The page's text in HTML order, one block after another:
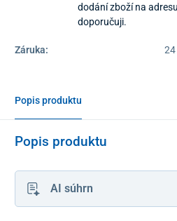
dodání zboží na
doporučuji.
Záruka: 24
Popis produktu
Popis produktu
AI súhrn